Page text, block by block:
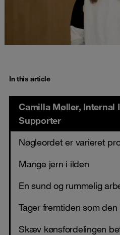
In this article
Camilla Møller, Internal
Supporter
Nøgleordet er varieret
Mange jern i ilden
En sund og rummelig
Tager fremtiden som den
Skæv kønsfordelingen